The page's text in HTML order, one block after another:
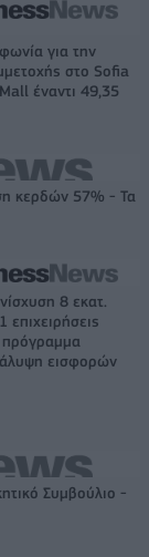
για την
στο Sofia
έναντι 49,35
κερδών 57% - Τα
8 εκατ.
πρόγραμμα
εισφορών
Συμβούλιο -